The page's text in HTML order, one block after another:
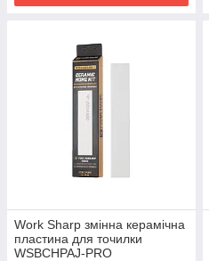
Work Sharp змінна керамічна
пластина для точилки
WSBCHPAJ-PRO